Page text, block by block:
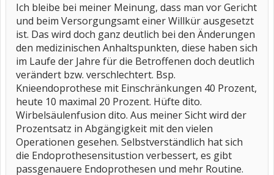
Ich bleibe bei meiner Meinung, dass man vor Gericht
und beim Versorgungsamt einer Willkür ausgesetzt
ist. Das wird doch ganz deutlich bei den Änderungen
den medizinischen Anhaltspunkten, diese haben sich
im Laufe der Jahre für die Betroffenen doch deutlich
verändert bzw. verschlechtert. Bsp.
Knieendoprothese mit Einschränkungen 40 Prozent,
heute 10 maximal 20 Prozent. Hüfte dito.
Wirbelsäulenfusion dito. Aus meiner Sicht wird der
Prozentsatz in Abgängigkeit mit den vielen
Operationen gesehen. Selbstverständlich hat sich
die Endoprothesensitustion verbessert, es gibt
passgenauere Endoprothesen und mehr Routine.